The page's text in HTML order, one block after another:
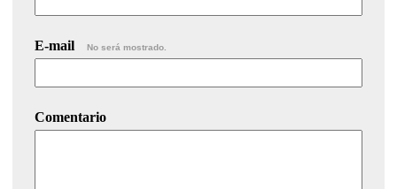
E-mail No será mostrado.
Comentario